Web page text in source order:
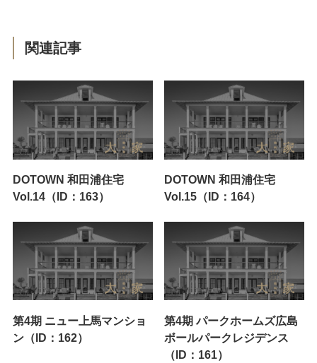
関連記事
DOTOWN 和田浦住宅
Vol.14（ID：163）
DOTOWN 和田浦住宅
Vol.15（ID：164）
第4期 ニュー上馬マンショ
ン（ID：162）
第4期 パークホームズ広島
ボールパークレジデンス
（ID：161）